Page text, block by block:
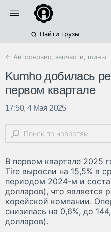
Найти грузы
← Автосервис, запчасти, шины
Kumho добилась
первом квартале
17:50, 4 Мая 2025
В первом квартале 2025
Tire выросли на 15,5% в
периодом 2024-м и
долларов), что является
корейской компании.
снизилась на 0,6%, до
долларов).